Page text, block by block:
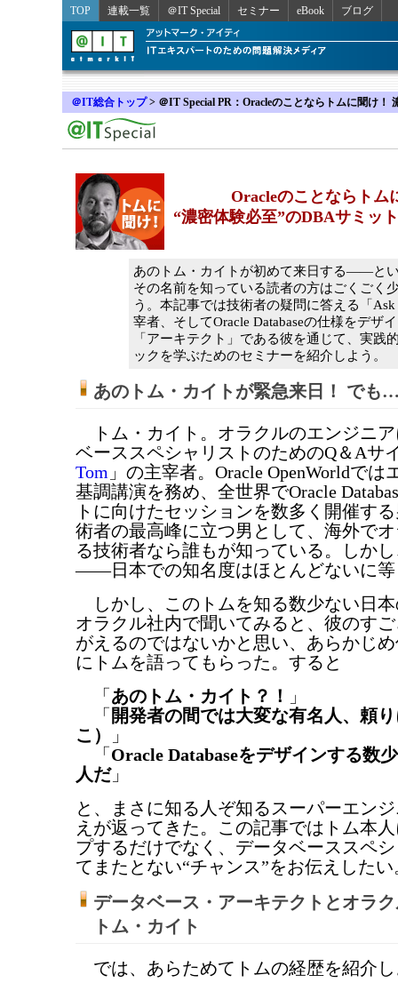
TOP 連載一覧 ＠IT Special セミナー eBook ブログ
＠IT総合トップ> ＠IT Special PR：Oracleのことならトムに聞け
Oracleのことならトム
“濃密体験必至”のDBAサミッ
あのトム・カイトが初めて来日する――と
その名前を知っている読者の方はごくごく
う。本記事では技術者の疑問に答える「Ask
宰者、そしてOracle Databaseの仕様をデザ
「アーキテクト」である彼を通じて、実践
ックを学ぶためのセミナーを紹介しよう。
あのトム・カイトが緊急来日！ で
トム・カイト。オラクルのエンジニ
ベーススペシャリストのためのQ＆Aサ
Tom 」の主宰者。Oracle OpenWorldでは
基調講演を務め、全世界でOracle
トに向けたセッションを数多く開催す
術者の最高峰に立つ男として、海外で
る技術者なら誰もが知っている。しか
――日本での知名度はほとんどないに等
しかし、このトムを知る数少ない日
オラクル社内で聞いてみると、彼のす
がえるのではないかと思い、あらかじ
にトムを語ってもらった。すると
「 あのトム・カイト？！
」
「 開発者の間では大変な有名人、頼
こ）
」
「 Oracle Databaseをデザインする数
人だ」
と、まさに知る人ぞ知るスーパーエン
えが返ってきた。この記事ではトム本
プするだけでなく、データベーススペ
てまたとない“チャンス”をお伝えしたい
データベース・アーキテクトとオラ
トム・カイト
では、あらためてトムの経歴を紹介